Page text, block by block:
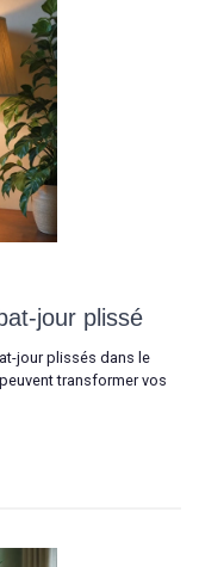
jour plissé
jour plissés dans le
transformer vos